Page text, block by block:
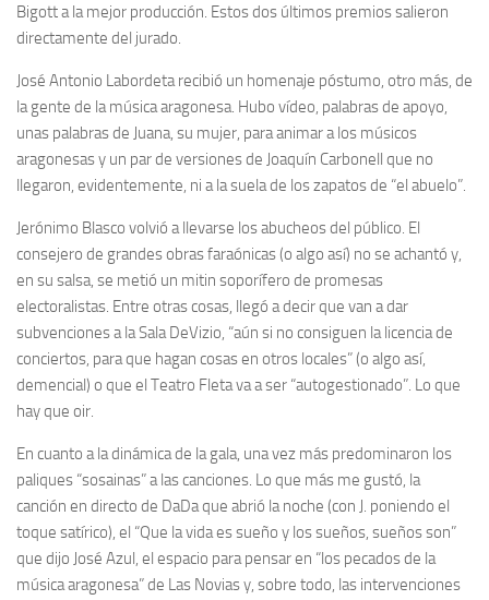
Bigott a la mejor producción. Estos dos últimos premios salieron
directamente del jurado.
José Antonio Labordeta recibió un homenaje póstumo, otro más, de
la gente de la música aragonesa. Hubo vídeo, palabras de apoyo,
unas palabras de Juana, su mujer, para animar a los músicos
aragonesas y un par de versiones de Joaquín Carbonell que no
llegaron, evidentemente, ni a la suela de los zapatos de “el abuelo”.
Jerónimo Blasco volvió a llevarse los abucheos del público. El
consejero de grandes obras faraónicas (o algo así) no se achantó y,
en su salsa, se metió un mitin soporífero de promesas
electoralistas. Entre otras cosas, llegó a decir que van a dar
subvenciones a la Sala DeVizio, “aún si no consiguen la licencia de
conciertos, para que hagan cosas en otros locales” (o algo así,
demencial) o que el Teatro Fleta va a ser “autogestionado”. Lo que
hay que oir.
En cuanto a la dinámica de la gala, una vez más predominaron los
paliques “sosainas” a las canciones. Lo que más me gustó, la
canción en directo de DaDa que abrió la noche (con J. poniendo el
toque satírico), el “Que la vida es sueño y los sueños, sueños son”
que dijo José Azul, el espacio para pensar en “los pecados de la
música aragonesa” de Las Novias y, sobre todo, las intervenciones